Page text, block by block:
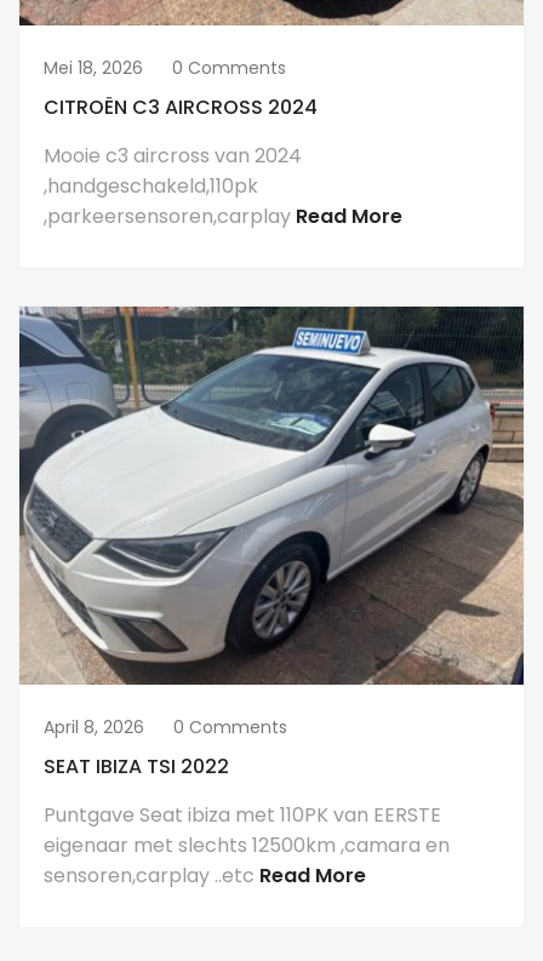
Mei 18, 2026 0 Comments
CITROËN C3 AIRCROSS 2024
Mooie c3 aircross van 2024
,handgeschakeld,110pk
,parkeersensoren,carplay Read More
April 8, 2026 0 Comments
SEAT IBIZA TSI 2022
Puntgave Seat ibiza met 110PK van EERSTE
eigenaar met slechts 12500km ,camara en
sensoren,carplay ..etc Read More